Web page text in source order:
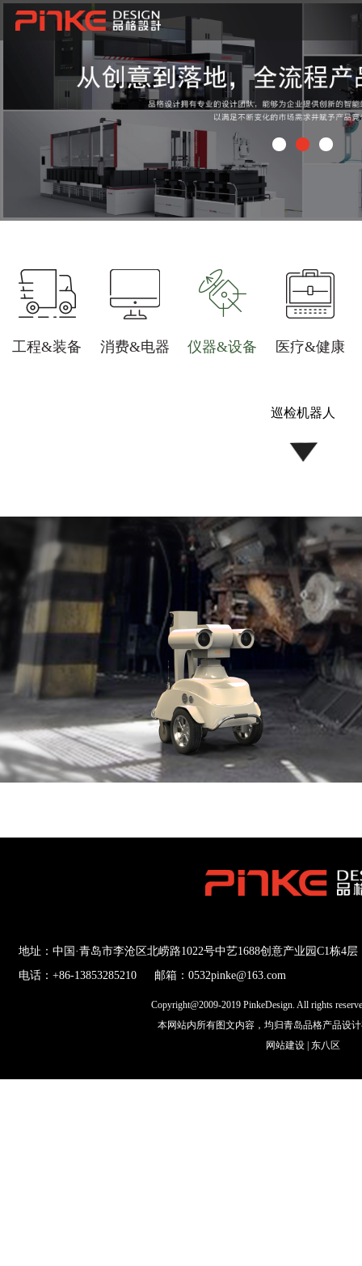
工程&装备 消费&电器 仪器&设备 医疗&健康
巡检机器人
地址：中国·青岛市李沧区北崂路1022号中艺1688创意产业园C1栋4层
电话：+86-13853285210
邮箱：0532pinke@163.com
Copyright@2009-2019 PinkeDesign. All rights
本网站内所有图文内容，均归青岛品格产品设
网站建设 东八区